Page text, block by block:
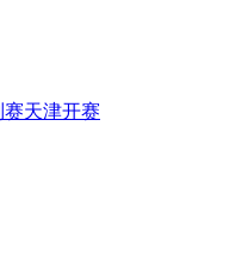
天津开赛
扛圆木跑10公里